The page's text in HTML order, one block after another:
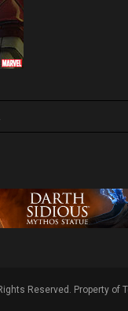
Reserved. Property of